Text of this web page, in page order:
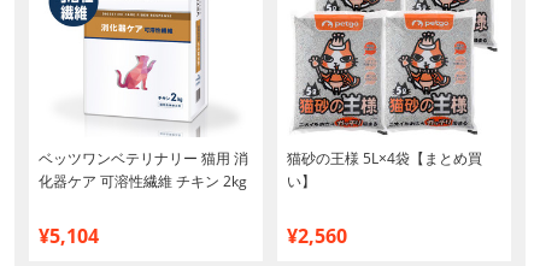
ベッツワンベテリナリー 猫用 消
化器ケア 可溶性繊維 チキン 2kg
¥5,104
猫砂の王様 5L×4袋【まとめ買
い】
¥2,560